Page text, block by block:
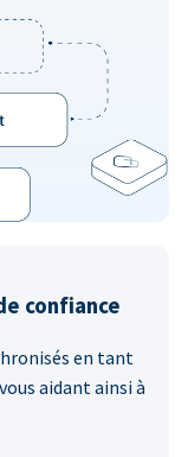
confiance
en tant
aidant ainsi à